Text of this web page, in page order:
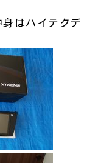
はハイテクデ